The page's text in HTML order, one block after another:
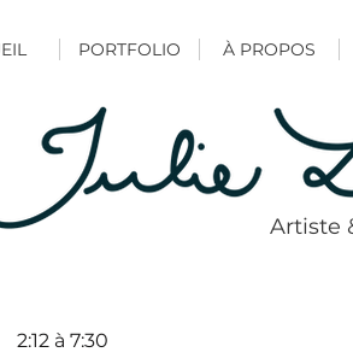
PORTFOLIO À PROPOS
Artiste
2:12 à 7:30